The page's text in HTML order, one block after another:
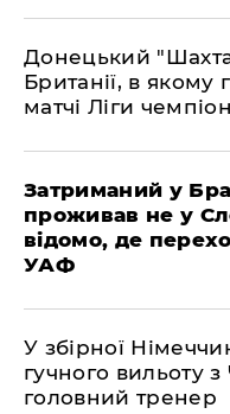
Донецький
Британії, в
матчі Ліги
Затриманий у
проживав не у
відомо, де
УАФ
У збірної
гучного вильоту
головний тренер